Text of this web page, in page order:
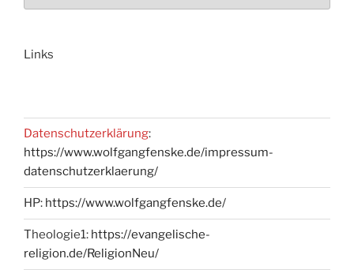
Links
Datenschutzerklärung:
https://www.wolfgangfenske.de/impressum-
datenschutzerklaerung/
HP: https://www.wolfgangfenske.de/
Theologie1: https://evangelische-
religion.de/ReligionNeu/